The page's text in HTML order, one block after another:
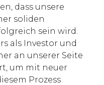
dass unsere
soliden
sein wird.
als Investor und
an unserer Seite
um mit neuer
Prozess